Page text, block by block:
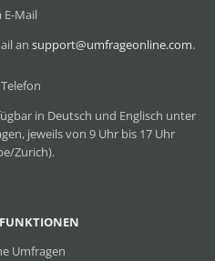
Umfragen
E-Mail
an support@umfrageonline.com.
in Deutsch und Englisch unter
jeweils von 9 Uhr bis 17 Uhr
Zurich).